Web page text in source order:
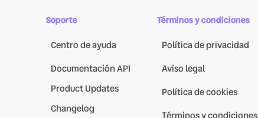
Soporte
Centro de ayuda
Documentación API
Product Updates
Changelog
Términos y condiciones
Política de privacidad
Aviso legal
Política de cookies